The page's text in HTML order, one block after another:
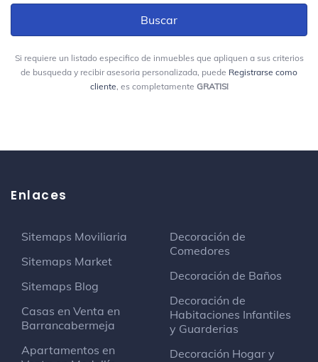
Si requiere un listado especifico de inmuebles que apliquen a sus criterios
de busqueda y recibir asesoria personalizada, puede Registrarse como
cliente, es completamente GRATIS!
Enlaces
Sitemaps Moviliaria
Sitemaps Market
Sitemaps Blog
Casas en Venta en
Barrancabermeja
Apartamentos en
Decoración de
Comedores
Decoración de Baños
Decoración de
Habitaciones Infantiles
y Guarderias
Decoración Hogar y